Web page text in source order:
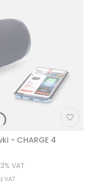
- CHARGE 4
VAT
VAT